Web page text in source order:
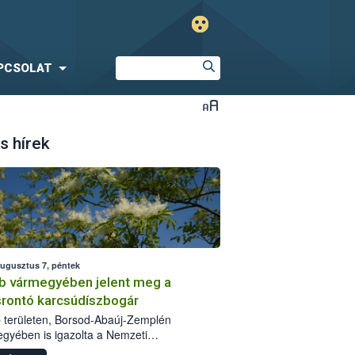
hírek
7, péntek
vármegyében jelent meg a
karcsúdíszbogár
területen, Borsod-Abaúj-Zemplén
is igazolta a Nemzeti
biztonsági Hivatal (Nébih) a